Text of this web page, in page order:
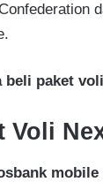
beli paket
Voli
mobile